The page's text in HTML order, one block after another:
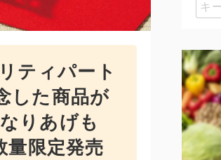
ティパート
した商品が
りあげも
量限定発売